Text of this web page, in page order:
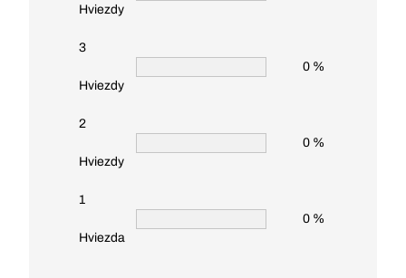
Hviezdy
3
Hviezdy
0 %
2
Hviezdy
0 %
1
Hviezda
0 %